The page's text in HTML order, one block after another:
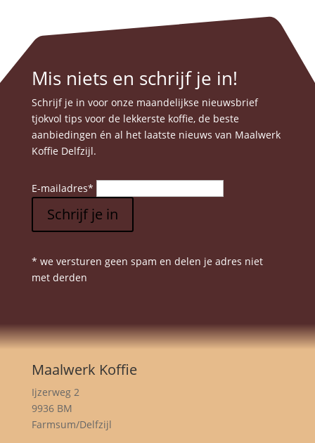
Mis niets en schrijf je in!
Schrijf je in voor onze maandelijkse nieuwsbrief
tjokvol tips voor de lekkerste koffie, de beste
aanbiedingen én al het laatste nieuws van Maalwerk
Koffie Delfzijl.
E-mailadres*
Schrijf je in
* we versturen geen spam en delen je adres niet
met derden
Maalwerk Koffie
Ijzerweg 2
9936 BM
Farmsum/Delfzijl